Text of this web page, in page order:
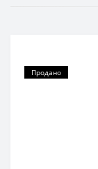
Продано